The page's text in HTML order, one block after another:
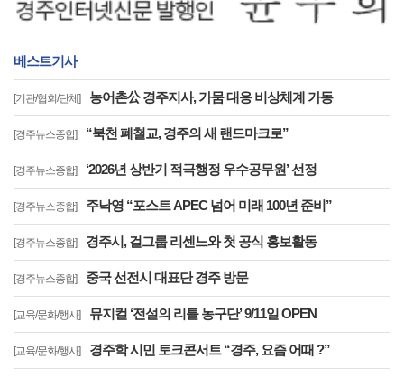
베스트기사
[기관/협회/단체] 농어촌公 경주지사, 가뭄 대응 비상체계 가동
[경주뉴스종합] “북천 폐철교, 경주의 새 랜드마크로”
[경주뉴스종합] ‘2026년 상반기 적극행정 우수공무원’ 선정
[경주뉴스종합] 주낙영 “포스트 APEC 넘어 미래 100년 준비”
[경주뉴스종합] 경주시, 걸그룹 리센느와 첫 공식 홍보활동
[경주뉴스종합] 중국 선전시 대표단 경주 방문
[교육/문화/행사] 뮤지컬 ‘전설의 리틀 농구단’ 9/11일 OPEN
[교육/문화/행사] 경주학 시민 토크콘서트 “경주, 요즘 어때 ?”